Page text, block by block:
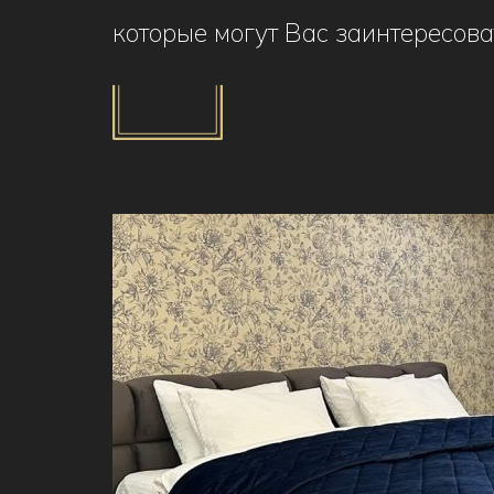
которые могут Вас